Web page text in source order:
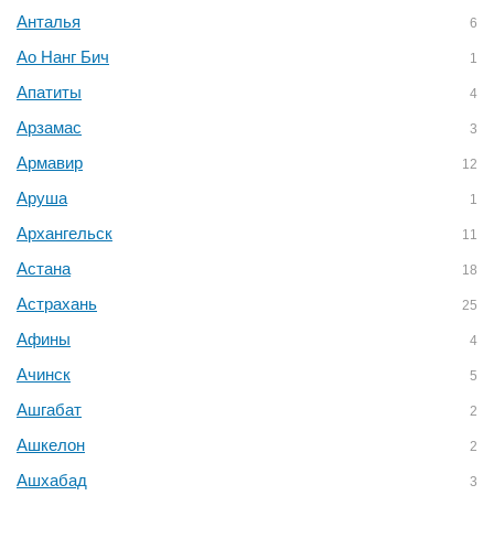
Анталья 6
Ао Нанг Бич 1
Апатиты 4
Арзамас 3
Армавир 12
Аруша 1
Архангельск 11
Астана 18
Астрахань 25
Афины 4
Ачинск 5
Ашгабат 2
Ашкелон 2
Ашхабад 3